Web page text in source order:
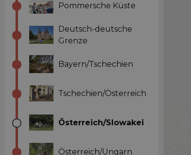
Pommersche Küste
Deutsch-deutsche
Grenze
Bayern/Tschechien
Tschechien/Österreich
Österreich/Slowakei
Österreich/Ungarn